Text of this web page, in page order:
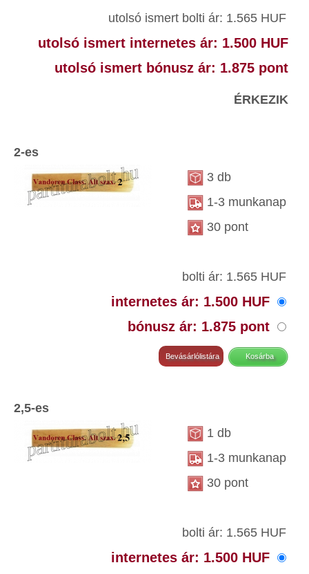
utolsó ismert bolti ár: 1.565 HUF
utolsó ismert internetes ár: 1.500 HUF
utolsó ismert bónusz ár: 1.875 pont
ÉRKEZIK
2-es
3 db
1-3 munkanap
30 pont
bolti ár: 1.565 HUF
internetes ár: 1.500 HUF
bónusz ár: 1.875 pont
2,5-es
1 db
1-3 munkanap
30 pont
bolti ár: 1.565 HUF
internetes ár: 1.500 HUF